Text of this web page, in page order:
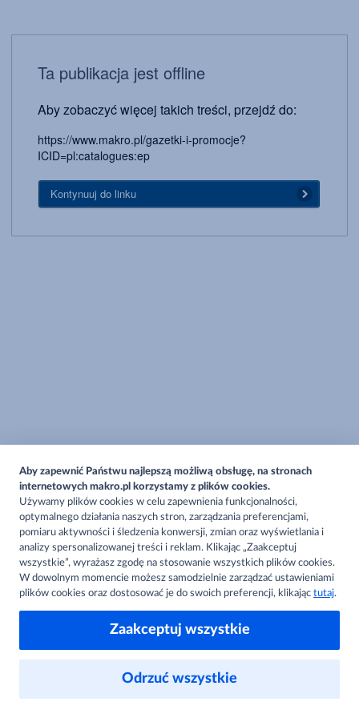
Ta publikacja jest offline
Aby zobaczyć więcej takich treści, przejdź do:
https://www.makro.pl/gazetki-i-promocje?
ICID=pl:catalogues:ep
Kontynuuj do linku